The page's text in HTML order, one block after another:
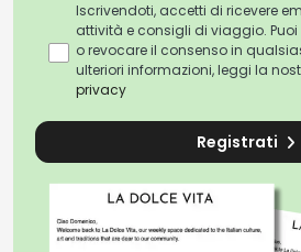
Iscrivendoti, accetti di ricevere
attività e consigli di viaggio.
o revocare il consenso in
ulteriori informazioni, leggi la
privacy
Registrati